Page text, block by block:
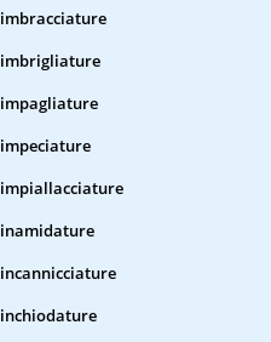
imbracciature
imbrigliature
impagliature
impeciature
impiallacciature
inamidature
incannicciature
inchiodature